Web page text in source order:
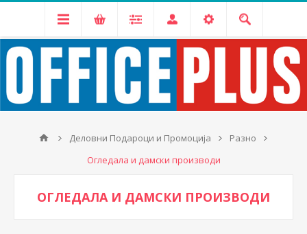
Деловни Подароци и Промоција
Разно
Огледала и дамски производи
ОГЛЕДАЛА И ДАМСКИ ПРОИЗВОДИ